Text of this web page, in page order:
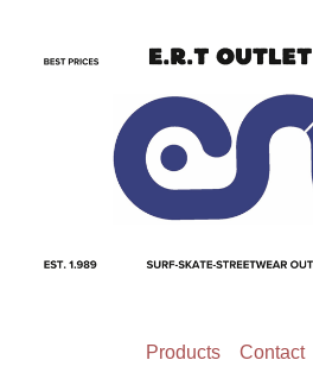
Products Contact